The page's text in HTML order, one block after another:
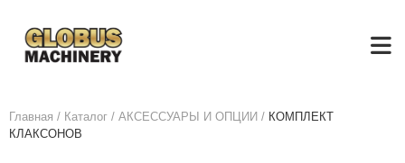
Главная / Каталог / АКСЕСCУАРЫ И ОПЦИИ / КОМПЛЕКТ
КЛАКСОНОВ